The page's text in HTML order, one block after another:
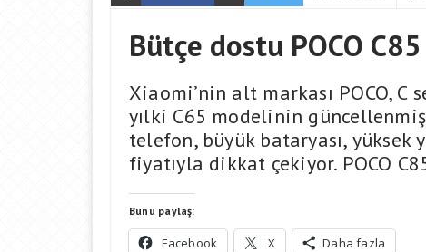
Bütçe dostu POCO
Xiaomi’nin alt markası POCO, C
yılki C65 modelinin
telefon, büyük bataryası, yüksek
fiyatıyla dikkat çekiyor. POCO
Bunu paylaş:
Facebook X Daha fazla